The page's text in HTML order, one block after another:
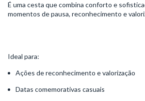
É uma cesta que combina conforto e
momentos de pausa, reconhecimento e
Ideal para:
Ações de reconhecimento e valorização
Datas comemorativas casuais